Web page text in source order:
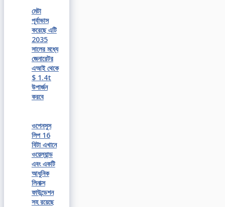
মেটা
পূর্বাভাস
করেছে এটি
2035
সালের মধ্যে
জেনারেটর
এআই থেকে
$ 1.4t
উপার্জন
করবে
ওপেনসুস
লিপ 16
বিটা এখানে
ওয়েল্যান্ড
এবং একটি
আধুনিক
লিনাক্স
ফাউন্ডেশন
সহ রয়েছে